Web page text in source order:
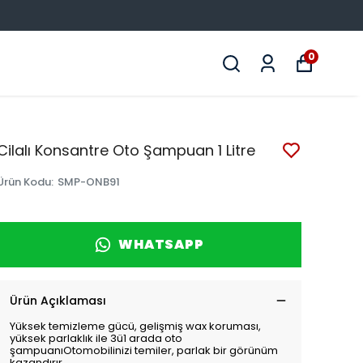
0
Konsantre Oto Şampuan 1 Litre
Kodu: SMP-ONB91
WHATSAPP
Ürün Açıklaması
Yüksek temizleme gücü, gelişmiş wax koruması,
yüksek parlaklık ile 3ü1 arada oto
şampuanıOtomobilinizi temiler, parlak bir görünüm